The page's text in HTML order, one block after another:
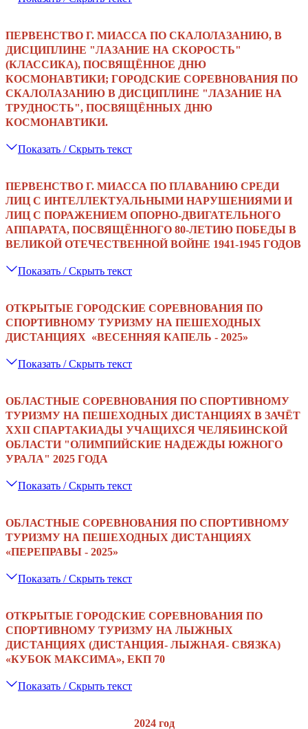
ПЕРВЕНСТВО Г. МИАССА ПО СКАЛОЛАЗАНИЮ, В
ДИСЦИПЛИНЕ "ЛАЗАНИЕ НА СКОРОСТЬ"
(КЛАССИКА), ПОСВЯЩЁННОЕ ДНЮ
КОСМОНАВТИКИ; ГОРОДСКИЕ СОРЕВНОВАНИЯ ПО
СКАЛОЛАЗАНИЮ В ДИСЦИПЛИНЕ "ЛАЗАНИЕ НА
ТРУДНОСТЬ", ПОСВЯЩЁННЫХ ДНЮ
КОСМОНАВТИКИ.
Показать / Скрыть текст
ПЕРВЕНСТВО Г. МИАССА ПО ПЛАВАНИЮ СРЕДИ
ЛИЦ С ИНТЕЛЛЕКТУАЛЬНЫМИ НАРУШЕНИЯМИ И
ЛИЦ С ПОРАЖЕНИЕМ ОПОРНО-ДВИГАТЕЛЬНОГО
АППАРАТА, ПОСВЯЩЁННОГО 80-ЛЕТИЮ ПОБЕДЫ В
ВЕЛИКОЙ ОТЕЧЕСТВЕННОЙ ВОЙНЕ 1941-1945 ГОДОВ
Показать / Скрыть текст
ОТКРЫТЫЕ ГОРОДСКИЕ СОРЕВНОВАНИЯ ПО
СПОРТИВНОМУ ТУРИЗМУ НА ПЕШЕХОДНЫХ
ДИСТАНЦИЯХ «ВЕСЕННЯЯ КАПЕЛЬ - 2025»
Показать / Скрыть текст
ОБЛАСТНЫЕ СОРЕВНОВАНИЯ ПО СПОРТИВНОМУ
ТУРИЗМУ НА ПЕШЕХОДНЫХ ДИСТАНЦИЯХ В ЗАЧЁТ
XXII СПАРТАКИАДЫ УЧАЩИХСЯ ЧЕЛЯБИНСКОЙ
ОБЛАСТИ "ОЛИМПИЙСКИЕ НАДЕЖДЫ ЮЖНОГО
УРАЛА" 2025 ГОДА
Показать / Скрыть текст
ОБЛАСТНЫЕ СОРЕВНОВАНИЯ ПО СПОРТИВНОМУ
ТУРИЗМУ НА ПЕШЕХОДНЫХ ДИСТАНЦИЯХ
«‎ПЕРЕПРАВЫ - 2025»
Показать / Скрыть текст
ОТКРЫТЫЕ ГОРОДСКИЕ СОРЕВНОВАНИЯ ПО
СПОРТИВНОМУ ТУРИЗМУ НА ЛЫЖНЫХ
ДИСТАНЦИЯХ (ДИСТАНЦИЯ- ЛЫЖНАЯ- СВЯЗКА)
«КУБОК МАКСИМА», ЕКП 70
Показать / Скрыть текст
2024 год